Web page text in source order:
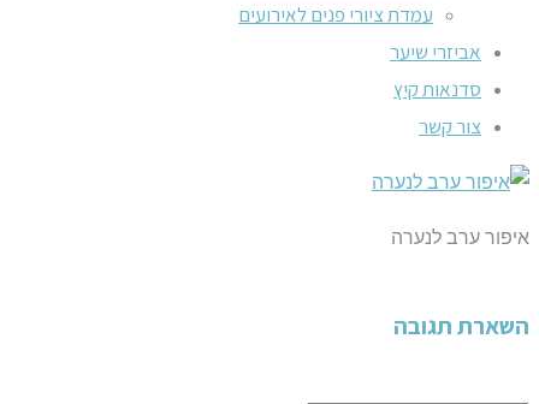
עמדת ציורי פנים לאירועים
אביזרי שיער
סדנאות קיץ
צור קשר
איפור ערב לנערה
השארת תגובה